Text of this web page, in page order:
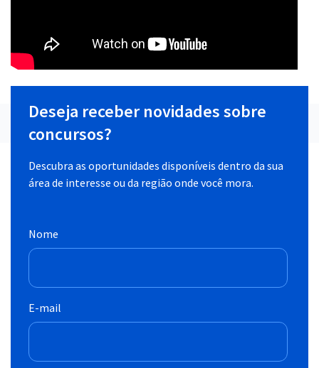
Deseja receber novidades sobre
concursos?
Descubra as oportunidades disponíveis dentro da sua
área de interesse ou da região onde você mora.
Nome
E-mail